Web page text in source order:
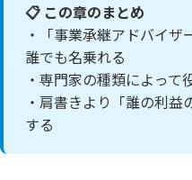
📋 この章のまとめ
・「事業承継アドバイザ
誰でも名乗れる
・専門家の種類によって
・肩書きより「誰の利
する